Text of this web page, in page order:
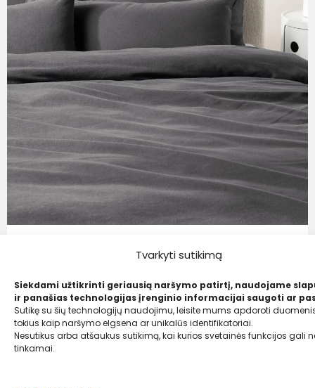
Tvarkyti sutikimą
Siekdami užtikrinti geriausią naršymo patirtį, naudojame
ir panašias technologijas įrenginio informacijai saugoti ar
Sutikę su šių technologijų naudojimu, leisite mums apdoroti
tokius kaip naršymo elgsena ar unikalūs identifikatoriai.
Nesutikus arba atšaukus sutikimą, kai kurios svetainės funkcijos gali
tinkamai.
cm
54,99€
30,00 €